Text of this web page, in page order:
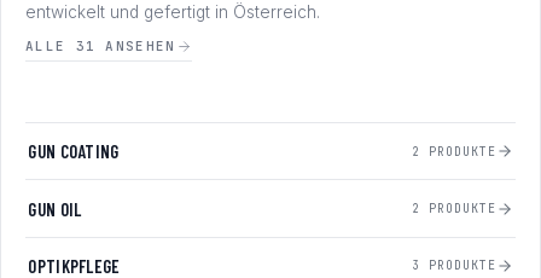
entwickelt und gefertigt in Österreich.
ALLE 31 ANSEHEN
GUN COATING 2 PRODUKTE
GUN OIL 2 PRODUKTE
OPTIKPFLEGE 3 PRODUKTE